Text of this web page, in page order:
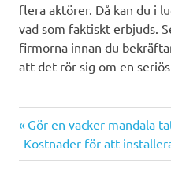
flera aktörer. Då kan du i
vad som faktiskt erbjuds.
firmorna innan du
att det rör sig om en seriös
Föregående
inlägg:
Gör en vacker mandala
Nästa
inlägg:
Kostnader för att